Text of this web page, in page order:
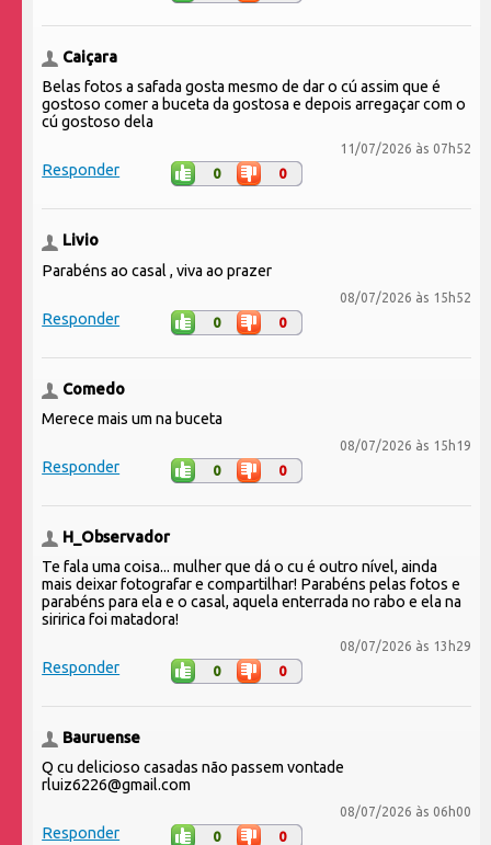
Caiçara
Belas fotos a safada gosta mesmo de dar o cú assim que é
gostoso comer a buceta da gostosa e depois arregaçar com o
cú gostoso dela
11/07/2026 às 07h52
Responder 0 0
Livio
Parabéns ao casal , viva ao prazer
08/07/2026 às 15h52
Responder 0 0
Comedo
Merece mais um na buceta
08/07/2026 às 15h19
Responder 0 0
H_Observador
Te fala uma coisa... mulher que dá o cu é outro nível, ainda
mais deixar fotografar e compartilhar! Parabéns pelas fotos e
parabéns para ela e o casal, aquela enterrada no rabo e ela na
siririca foi matadora!
08/07/2026 às 13h29
Responder 0 0
Bauruense
Q cu delicioso casadas não passem vontade
rluiz6226@gmail.com
08/07/2026 às 06h00
Responder 0 0